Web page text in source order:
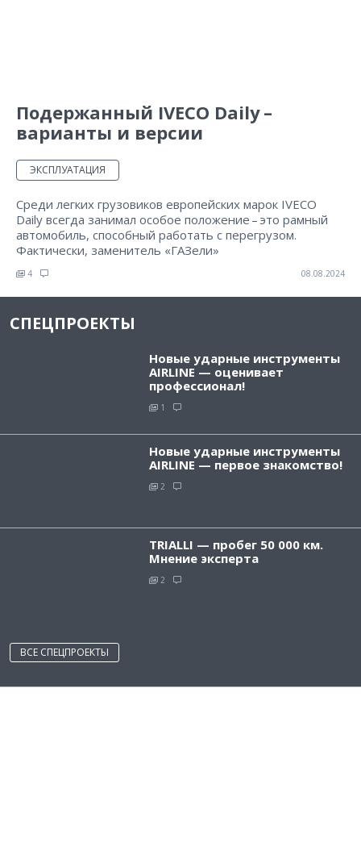
Подержанный IVECO Daily –
варианты и версии
ЭКСПЛУАТАЦИЯ
Среди легких грузовиков европейских марок IVECO
Daily всегда занимал особое положение – это рамный
автомобиль, способный работать с перегрузом.
Фактически, заменитель «ГАЗели»
4 08.08.2024
СПЕЦПРОЕКТЫ
Новые ударные инструменты
AIRLINE — оценивает
профессионал!
1
Новые ударные инструменты
AIRLINE — первое знакомство!
2
TRIALLI — пробег 50 000 км.
Мнение эксперта
2
ВСЕ СПЕЦПРОЕКТЫ